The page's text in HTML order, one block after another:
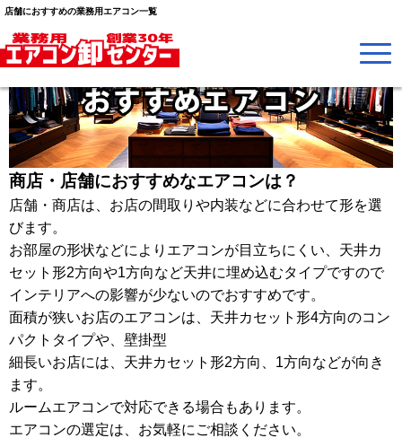
店舗におすすめの業務用エアコン一覧
商店・店舗におすすめなエアコンは？
店舗・商店は、お店の間取りや内装などに合わせて形を選
びます。
お部屋の形状などによりエアコンが目立ちにくい、天井カ
セット形2方向や1方向など天井に埋め込むタイプですので
インテリアへの影響が少ないのでおすすめです。
面積が狭いお店のエアコンは、天井カセット形4方向のコン
パクトタイプや、壁掛型
細長いお店には、天井カセット形2方向、1方向などが向き
ます。
ルームエアコンで対応できる場合もあります。
エアコンの選定は、お気軽にご相談ください。